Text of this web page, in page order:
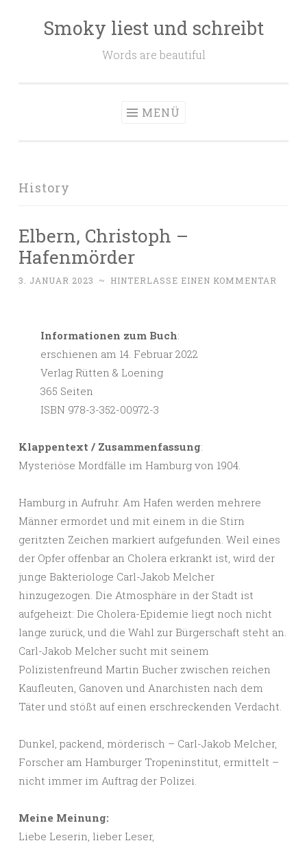
Smoky liest und schreibt
Words are beautiful
MENÜ
History
Elbern, Christoph –
Hafenmörder
3. JANUAR 2023 ~ HINTERLASSE EINEN KOMMENTAR
Informationen zum Buch:
erschienen am 14. Februar 2022
Verlag Rütten & Loening
365 Seiten
ISBN 978-3-352-00972-3
Klappentext / Zusammenfassung:
Mysteriöse Mordfälle im Hamburg von 1904.
Hamburg in Aufruhr. Am Hafen werden mehrere
Männer ermordet und mit einem in die Stirn
geritzten Zeichen markiert aufgefunden. Weil eines
der Opfer offenbar an Cholera erkrankt ist, wird der
junge Bakteriologe Carl-Jakob Melcher
hinzugezogen. Die Atmosphäre in der Stadt ist
aufgeheizt: Die Cholera-Epidemie liegt noch nicht
lange zurück, und die Wahl zur Bürgerschaft steht an.
Carl-Jakob Melcher sucht mit seinem
Polizistenfreund Martin Bucher zwischen reichen
Kaufleuten, Ganoven und Anarchisten nach dem
Täter und stößt auf einen erschreckenden Verdacht.
Dunkel, packend, mörderisch – Carl-Jakob Melcher,
Forscher am Hamburger Tropeninstitut, ermittelt –
nicht immer im Auftrag der Polizei.
Meine Meinung:
Liebe Leserin, lieber Leser,